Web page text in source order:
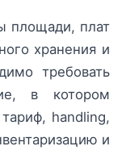
площади, плат
хранения и
требовать
в котором
handling,
и